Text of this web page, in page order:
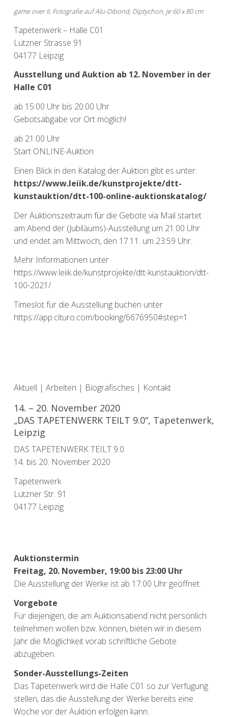
game over II, Fotografie auf Alu-Dibond, Diptychon, je 60 x 80 cm
Tapetenwerk – Halle C01
Lützner Strasse 91
04177 Leipzig
Ausstellung und Auktion ab 12. November in der
Halle C01
ab 15:00 Uhr bis 20:00 Uhr
Gebotsabgabe vor Ort möglich!
ab 21:00 Uhr
Start ONLINE-Auktion
Einen Blick in den Katalog der Auktion gibt es unter:
https://www.leiik.de/kunstprojekte/dtt-
kunstauktion/dtt-100-online-auktionskatalog/
Der Auktionszeitraum für die Gebote via Mail startet
am Abend der (Jubiläums)-Ausstellung um 21:00 Uhr
und endet am Mittwoch, den 17.11. um 23:59 Uhr.
Mehr Informationen unter
https://www.leiik.de/kunstprojekte/dtt-kunstauktion/dtt-
100-2021/
Timeslot für die Ausstellung buchen unter
https://app.cituro.com/booking/6676950#step=1
Aktuell | Arbeiten | Biografisches | Kontakt
14. – 20. November 2020
„DAS TAPETENWERK TEILT 9.0“, Tapetenwerk,
Leipzig
DAS TAPETENWERK TEILT 9.0
14. bis 20. November 2020
Tapetenwerk
Lützner Str. 91
04177 Leipzig
Auktionstermin
Freitag, 20. November, 19:00 bis 23:00 Uhr
Die Ausstellung der Werke ist ab 17:00 Uhr geöffnet.
Vorgebote
Für diejenigen, die am Auktionsabend nicht persönlich
teilnehmen wollen bzw. können, bieten wir in diesem
Jahr die Möglichkeit vorab schriftliche Gebote
abzugeben.
Sonder-Ausstellungs-Zeiten
Das Tapetenwerk wird die Halle C01 so zur Verfügung
stellen, das die Ausstellung der Werke bereits eine
Woche vor der Auktion erfolgen kann.